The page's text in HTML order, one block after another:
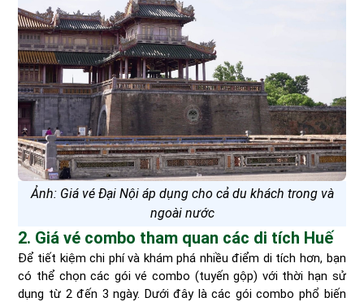
Ảnh: Giá vé Đại Nội áp dụng cho cả du khách trong và
ngoài nước
2. Giá vé combo tham quan các di tích Huế
Để tiết kiệm chi phí và khám phá nhiều điểm di tích hơn, bạn
có thể chọn các gói vé combo (tuyến gộp) với thời hạn sử
dụng từ 2 đến 3 ngày. Dưới đây là các gói combo phổ biến